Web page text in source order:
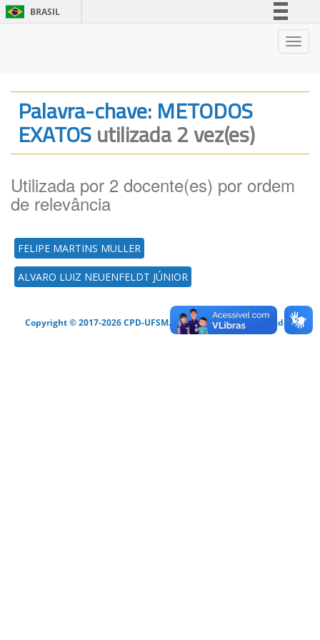
BRASIL
Legislação
Canais
Palavra-chave: METODOS
EXATOSutilizada 2 vez(es)
Utilizada por 2 docente(es) por ordem
de relevância
FELIPE MARTINS MULLER
ALVARO LUIZ NEUENFELDT JÚNIOR
Copyright © 2017-2026 CPD-UFSM. Todos os direitos reservados.